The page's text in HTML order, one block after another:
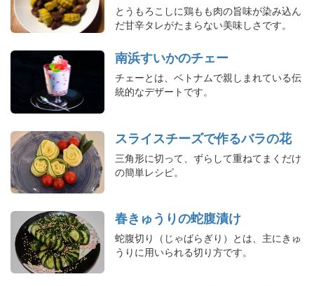
とうもろこしに鶏もも肉の旨味が染み込ん
だ甘辛タレがたまらない美味しさです。
南浜すいかのチェー
チェーとは、ベトナムで親しまれている伝
統的なデザートです。
スライスチーズで作るバラの花
三角形に切って、ずらして重ねてまくだけ
の簡単レシピ。
春きゅうりの蛇腹漬け
蛇腹切り（じゃばらぎり）とは、主にきゅ
うりに用いられる切り方です。